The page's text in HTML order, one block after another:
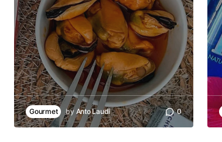
Gourmet by Anto Laudi 0